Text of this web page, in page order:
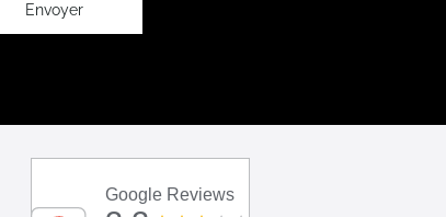
Envoyer
Google Reviews